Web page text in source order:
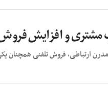
مشتری و افزایش
ارتباطی، فروش تلفنی همچنان